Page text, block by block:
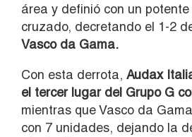
área y definió con un
cruzado, decretando el 1-2
Vasco da Gama.
Con esta derrota, Audax
el tercer lugar del Grupo G
mientras que Vasco da
con 7 unidades, dejando la